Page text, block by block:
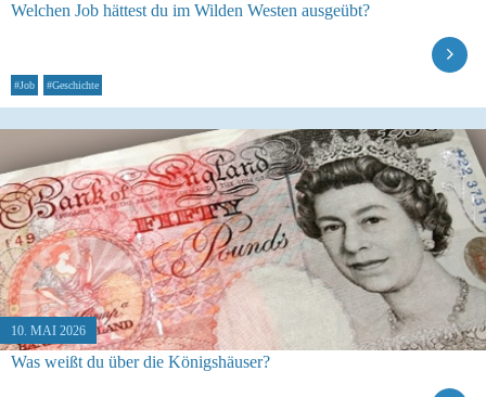
Welchen Job hättest du im Wilden Westen ausgeübt?
#Job #Geschichte
10. MAI 2026
Was weißt du über die Königshäuser?